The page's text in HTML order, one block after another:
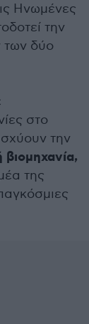
Ηνωμένες
την
των δύο
στο
την
βιομηχανία,
της